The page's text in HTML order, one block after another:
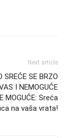
Next article
SREĆE SE BRZO
I NEMOGUĆE
MOGUĆE: Sreća
na vaša vrata!